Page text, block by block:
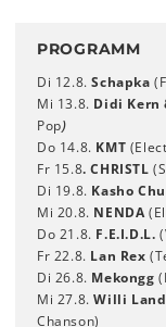
PROGRAMM
Di 12.8. Schapka
Mi 13.8. Didi Kern
Pop)
Do 14.8. KMT
Fr 15.8. CHRISTL
Di 19.8. Kasho
Mi 20.8. NENDA
Do 21.8. F.E.I.D.L.
Fr 22.8. Lan Rex
Di 26.8. Mekongg
Mi 27.8. Willi
Chanson)